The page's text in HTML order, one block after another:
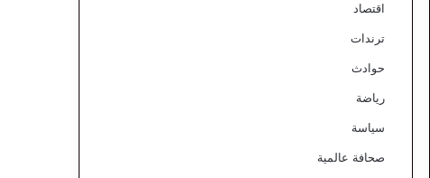
اقتصاد
ترندات
حوادث
رياضة
سياسة
صحافة عالمية